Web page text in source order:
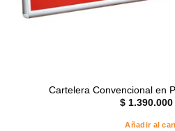
Cartelera Convencional en
$ 1.390.000
Añadir al